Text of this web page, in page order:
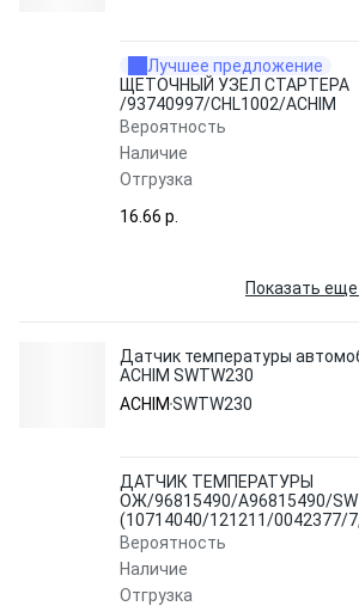
Лучшее предложение
ЩЕТОЧНЫЙ УЗЕЛ СТАРТЕРА
/93740997/CHL1002/ACHIM
Вероятность
Наличие
Отгрузка
16.66 p.
Показать
Датчик температуры
ACHIM SWTW230
ACHIM SWTW230
ДАТЧИК ТЕМПЕРАТУРЫ
ОЖ/96815490/A96815490/
(10714040/121211/0042377/
Вероятность
Наличие
Отгрузка